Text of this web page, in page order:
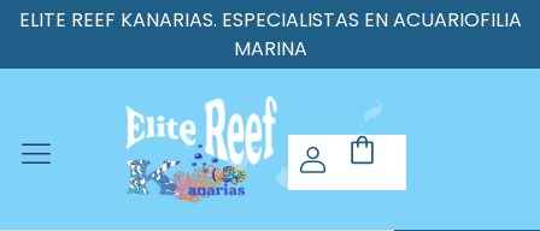
ELITE REEF KANARIAS. ESPECIALISTAS EN ACUARIOFILIA
MARINA